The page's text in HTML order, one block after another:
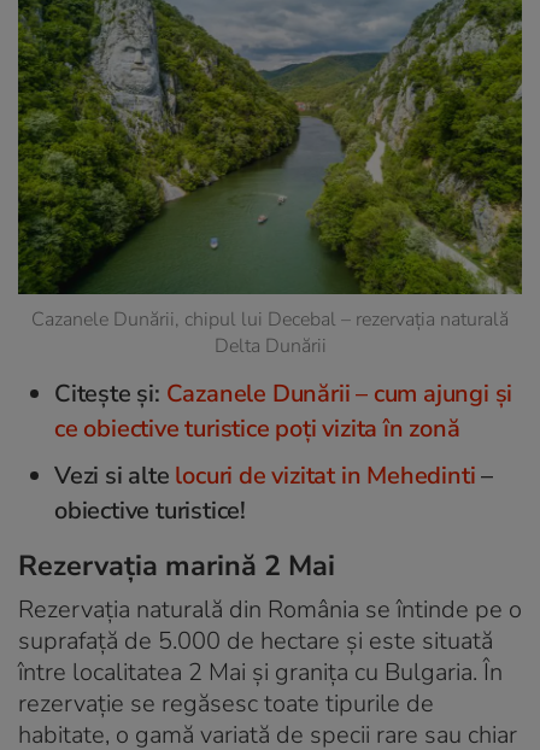
Cazanele Dunării, chipul lui Decebal – rezervația naturală
Delta Dunării
Citește și: Cazanele Dunării – cum ajungi și
ce obiective turistice poți vizita în zonă
Vezi si alte locuri de vizitat in Mehedinti–
obiective turistice!
Rezervația marină 2 Mai
Rezervația naturală din România se întinde pe o
suprafață de 5.000 de hectare și este situată
între localitatea 2 Mai și granița cu Bulgaria. În
rezervație se regăsesc toate tipurile de
habitate, o gamă variată de specii rare sau chiar